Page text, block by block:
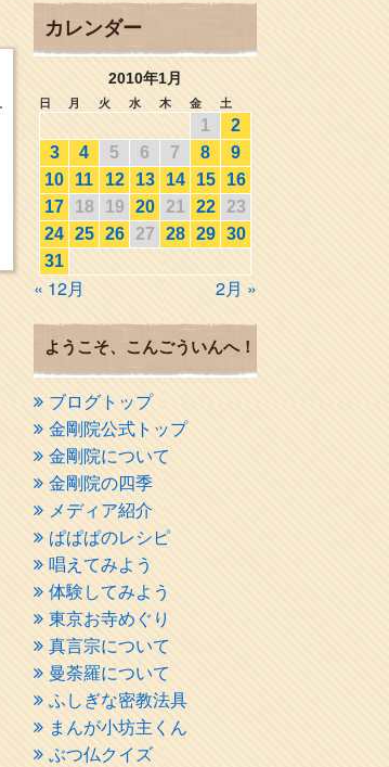
カレンダー
2010年1月
日 月 火 水 木 金 土
1
2
3
4 5 6 7 8
9
10
11 12 13 14 15
16
17
18 19 20 21 22
23
24 25 26 27 28 29 30
31
« 12月 2月 »
ようこそ、こんごういんへ！
ブログトップ
金剛院公式トップ
金剛院について
金剛院の四季
メディア紹介
ぱぱぱのレシピ
唱えてみよう
体験してみよう
東京お寺めぐり
真言宗について
曼荼羅について
ふしぎな密教法具
まんが小坊主くん
ぶつ仏クイズ